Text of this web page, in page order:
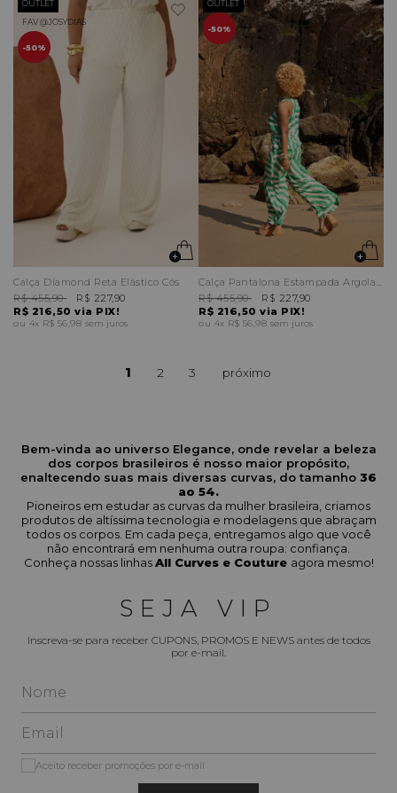
50%
FAV @JOSYDIAS
OUTLET
Calça Diamond Reta Elástico Cós
R$ 216,50 via PIX!
R$ 455,90 R$ 227,90
4x R$ 56,98 sem juros
50%
OUTLET
Calça Pantalona Estampada Argola Miçangas
R$ 216,50 via PIX!
R$ 455,90 R$ 227,90
4x R$ 56,98 sem juros
1 2 3
Bem-vinda ao universo Elegance, onde revelar a beleza
dos corpos brasileiros é nosso maior propósito,
enaltecendo suas mais diversas curvas, do tamanho 36
ao 54.
Pioneiros em estudar as curvas da mulher brasileira, criamos
produtos de altíssima tecnologia e modelagens que abraçam
todos os corpos. Em cada peça, entregamos algo que você
não encontrará em nenhuma outra roupa: confiança.
Conheça nossas linhasAll Curves e Couture agora mesmo!
SEJA VIP
Inscreva-se para receber CUPONS, PROMOS E NEWS antes de todos
por e-mail.
Aceito receber promoções por e-mail